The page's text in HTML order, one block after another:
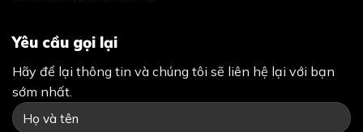
Yêu cầu gọi lại
Hãy để lại thông tin và chúng tôi sẽ liên hệ lại với bạn
sớm nhất.